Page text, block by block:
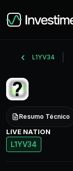
L1YV34
Resumo Técnico
LIVE NATION
L1YV34